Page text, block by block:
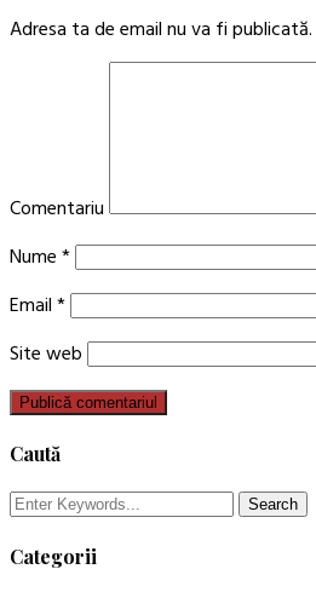
Adresa ta de email nu va fi publicată.
Comentariu
Nume *
Email *
Site web
Caută
Categorii